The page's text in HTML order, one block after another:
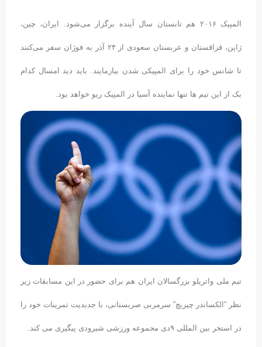
المپیک ۲۰۱۶ هم تابستان سال آینده برگزار می‌شود. ایران، چین،
ژاپن، قزاقستان و عربستان سعودی از ۲۴ آذر به فوژان سفر می‌کنند
تا شانس خود را برای المپیکی شدن بیازمایند. باید دید امسال کدام
یک از این تیم ها تنها نماینده آسیا در المپیک ریو خواهد بود.
تیم ملی واترپلو بزرگسالان ایران هم برای حضور در این مسابقات زیر
نظر “الکساندر چیریچ” سرمربی صربستانی، با جدیدیت تمرینات خود را
در استخر بین المللی ۹دی مجموعه ورزشی شیرودی پیگیری می کند.